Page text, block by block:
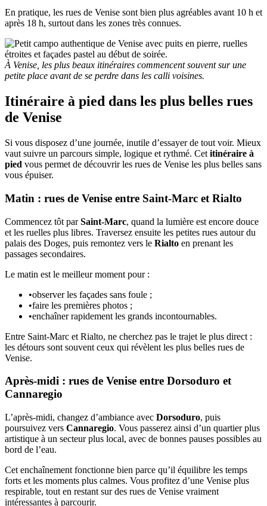
En pratique, les rues de Venise sont bien plus agréables avant 10 h et
après 18 h, surtout dans les zones très connues.
À Venise, les plus beaux itinéraires commencent souvent sur une
petite place avant de se perdre dans les calli voisines.
Itinéraire à pied dans les plus belles rues
de Venise
Si vous disposez d’une journée, inutile d’essayer de tout voir. Mieux
vaut suivre un parcours simple, logique et rythmé. Cet itinéraire à
pied vous permet de découvrir les rues de Venise les plus belles sans
vous épuiser.
Matin : rues de Venise entre Saint-Marc et Rialto
Commencez tôt parSaint-Marc, quand la lumière est encore douce
et les ruelles plus libres. Traversez ensuite les petites rues autour du
palais des Doges, puis remontez vers le Rialto en prenant les
passages secondaires.
Le matin est le meilleur moment pour :
•observer les façades sans foule ;
•faire les premières photos ;
•enchaîner rapidement les grands incontournables.
Entre Saint-Marc et Rialto, ne cherchez pas le trajet le plus direct :
les détours sont souvent ceux qui révèlent les plus belles rues de
Venise.
Après-midi : rues de Venise entre Dorsoduro et
Cannaregio
L’après-midi, changez d’ambiance avec Dorsoduro, puis
poursuivez vers Cannaregio. Vous passerez ainsi d’un quartier plus
artistique à un secteur plus local, avec de bonnes pauses possibles au
bord de l’eau.
Cet enchaînement fonctionne bien parce qu’il équilibre les temps
forts et les moments plus calmes. Vous profitez d’une Venise plus
respirable, tout en restant sur des rues de Venise vraiment
intéressantes à parcourir.